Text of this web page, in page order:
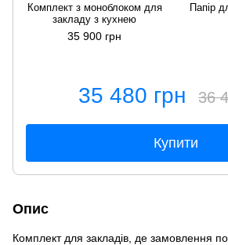
Комплект з моноблоком для
закладу з кухнею
35 900 грн
Папір
35 480 грн 36
Купити
Опис
Комплект для закладів, де замовлення